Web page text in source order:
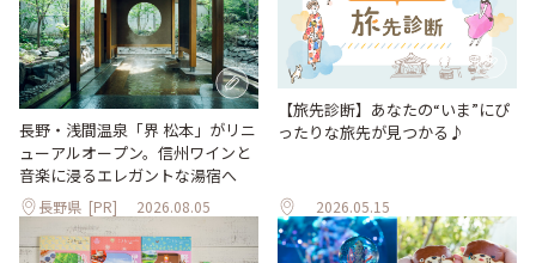
長野・浅間温泉「界 松本」がリニ
ューアルオープン。信州ワインと
音楽に浸るエレガントな湯宿へ
長野県 [PR] 2026.08.05
【旅先診断】あなたの“いま”にぴ
ったりな旅先が見つかる♪
2026.05.15